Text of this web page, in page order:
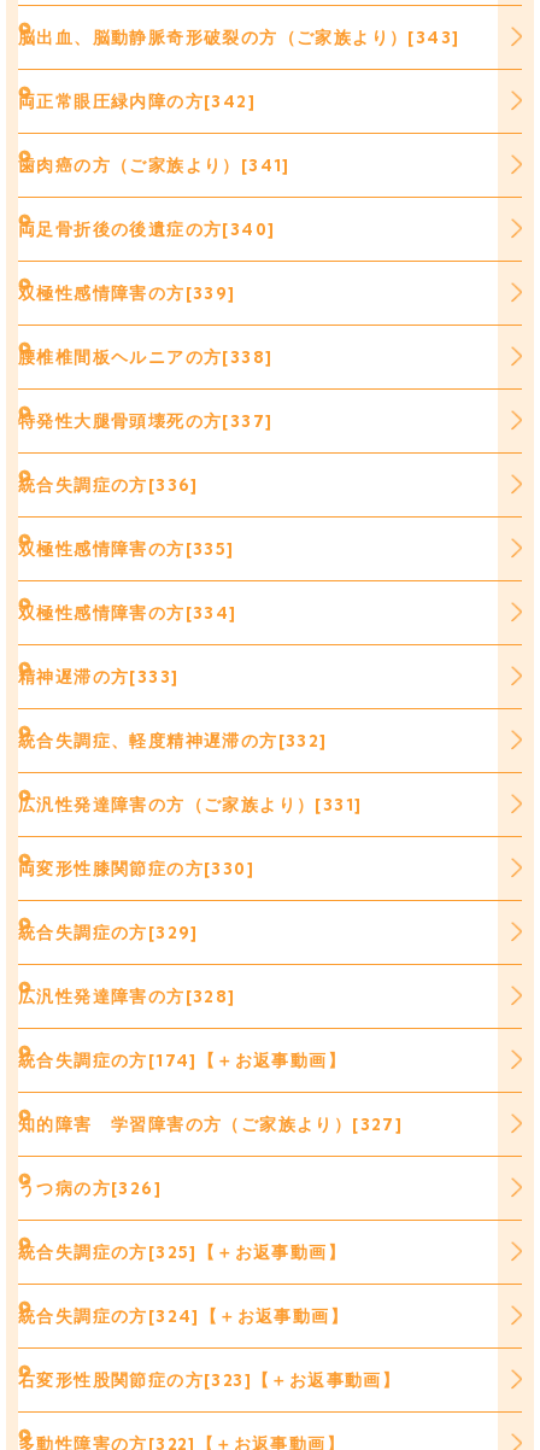
脳出血、脳動静脈奇形破裂の方（ご家族より）[343]
両正常眼圧緑内障の方[342]
歯肉癌の方（ご家族より）[341]
両足骨折後の後遺症の方[340]
双極性感情障害の方[339]
腰椎椎間板ヘルニアの方[338]
特発性大腿骨頭壊死の方[337]
統合失調症の方[336]
双極性感情障害の方[335]
双極性感情障害の方[334]
精神遅滞の方[333]
統合失調症、軽度精神遅滞の方[332]
広汎性発達障害の方（ご家族より）[331]
両変形性膝関節症の方[330]
統合失調症の方[329]
広汎性発達障害の方[328]
統合失調症の方[174]【＋お返事動画】
知的障害 学習障害の方（ご家族より）[327]
うつ病の方[326]
統合失調症の方[325]【＋お返事動画】
統合失調症の方[324]【＋お返事動画】
右変形性股関節症の方[323]【＋お返事動画】
多動性障害の方[322]【＋お返事動画】